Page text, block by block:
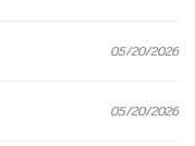
05/20/2026
05/20/2026